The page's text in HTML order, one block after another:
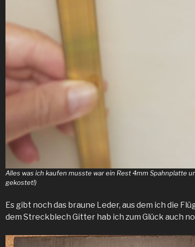
Alles was ich kaufen musste war ein Rest 4mm Spahnplatte
gekostet!)
Es gibt noch das braune Leder, aus dem ich die
dem Streckblech Gitter hab ich zum Glück auch